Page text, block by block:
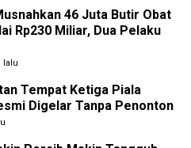
46 Juta Butir Obat
Rp230 Miliar, Dua Pelaku
lalu
Tempat Ketiga Piala
Digelar Tanpa Penonton